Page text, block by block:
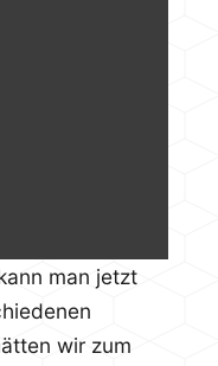
man jetzt
wir zum